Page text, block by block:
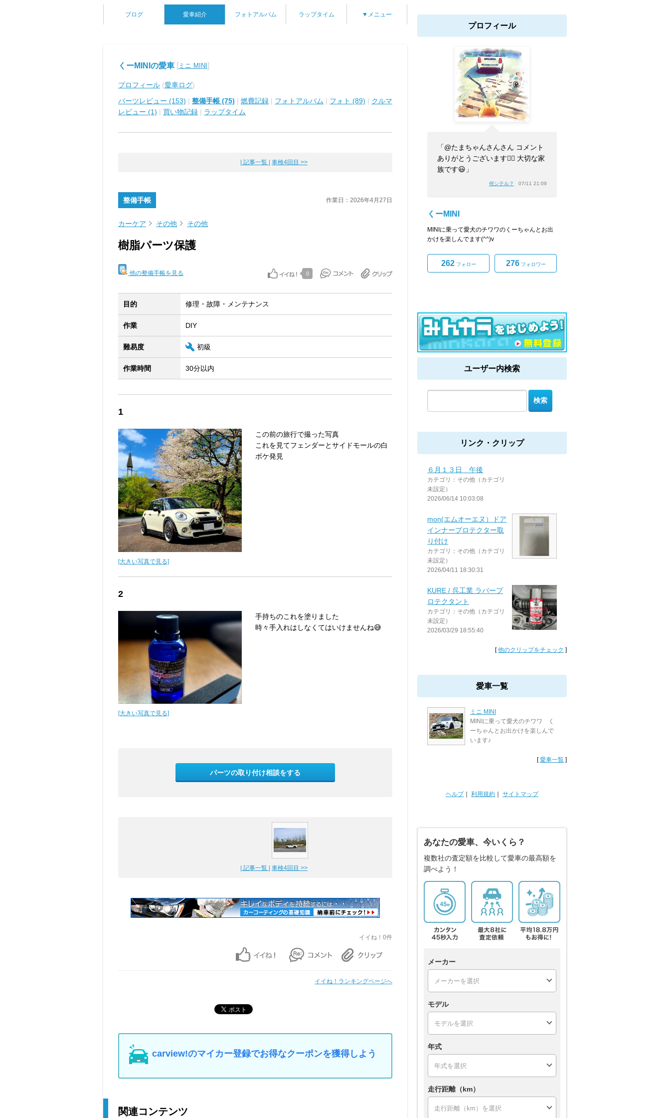
ブログ 愛車紹介 フォトアルバム ラップタイム ▼メニュー
くーMINIの愛車 [ ミニ MINI ]
プロフィール (愛車ログ)
パーツレビュー (153) | 整備手帳 (75) | 燃費記録 | フォトアルバム | フォト (89) | クルマ
レビュー (1) | 買い物記録 | ラップタイム
| 記事一覧 | 車検4回目 >>
整備手帳 作業日：2026年4月27日
カーケア その他 その他
樹脂パーツ保護
他の整備手帳を見る 0
目的 修理・故障・メンテナンス
作業 DIY
難易度 初級
作業時間 30分以内
1
[大きい写真で見る]
この前の旅行で撮った写真
これを見てフェンダーとサイドモールの白
ボケ発見
2
[大きい写真で見る]
手持ちのこれを塗りました
時々手入れはしなくてはいけませんね😅
パーツの取り付け相談をする
| 記事一覧 | 車検4回目 >>
イイね！0件
イイね！ランキングページへ
carview!のマイカー登録でお得なクーポンを獲得しよう
関連コンテンツ
プロフィール
「@たまちゃんさんさん コメント
ありがとうございます🙇‍♂️ 大切な家
族です😃」
何シテル？ 07/11 21:09
くーMINI
MINIに乗って愛犬のチワワのくーちゃんとお出
かけを楽しんでます(^^)v
262フォロー 276フォロワー
ユーザー内検索
リンク・クリップ
６月１３日 午後
カテゴリ：その他（カテゴリ
未設定）
2026/06/14 10:03:08
mon(エムオーエヌ）ドア
インナープロテクター取
り付け
カテゴリ：その他（カテゴリ
未設定）
2026/04/11 18:30:31
KURE / 呉工業 ラバープ
ロテクタント
カテゴリ：その他（カテゴリ
未設定）
2026/03/29 18:55:40
[他のクリップをチェック ]
愛車一覧
ミニ MINI
MINIに乗って愛犬のチワワ く
ーちゃんとお出かけを楽しんで
います♪
[愛車一覧 ]
ヘルプ｜ 利用規約 サイトマップ
あなたの愛車、今いくら？
複数社の査定額を比較して愛車の最高額を
調べよう！
メーカー
モデル
年式
走行距離（km）